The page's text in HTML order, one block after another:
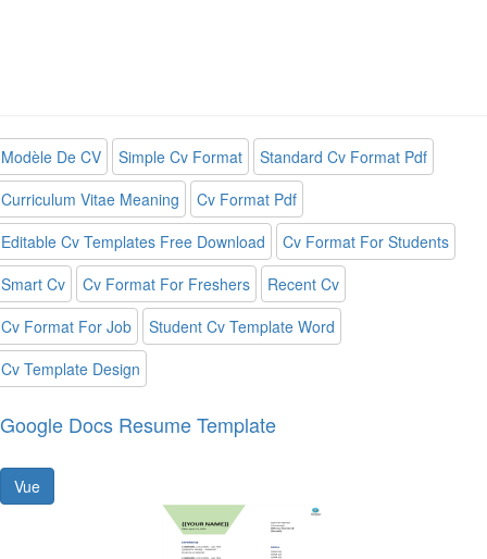
Modèle De CV Simple Cv Format
Standard Cv Format Pdf
Curriculum Vitae Meaning
Cv Format Pdf
Editable Cv Templates Free Download
Cv Format For Students
Smart Cv
Cv Format For Freshers
Recent Cv
Cv Format For Job
Student Cv Template Word
Cv Template Design
Google Docs Resume Template
Vue